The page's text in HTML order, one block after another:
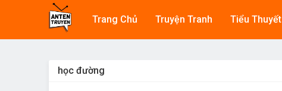
Trang Chủ Truyện Tranh Tiểu Thuyết
học đường